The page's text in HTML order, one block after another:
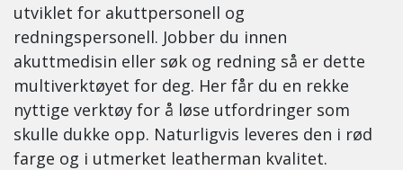
utviklet for akuttpersonell og
redningspersonell. Jobber du innen
akuttmedisin eller søk og redning så er dette
multiverktøyet for deg. Her får du en rekke
nyttige verktøy for å løse utfordringer som
skulle dukke opp. Naturligvis leveres den i rød
farge og i utmerket leatherman kvalitet.